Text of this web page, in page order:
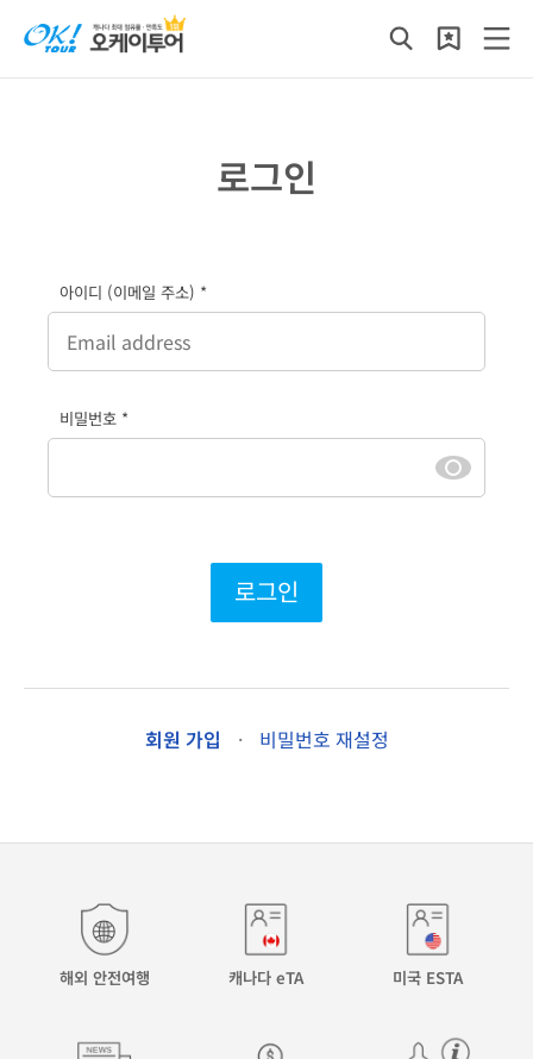
로그인
아이디 (이메일 주소) *
비밀번호 *
로그인
회원 가입 · 비밀번호 재설정
해외 안전여행 캐나다 eTA 미국 ESTA